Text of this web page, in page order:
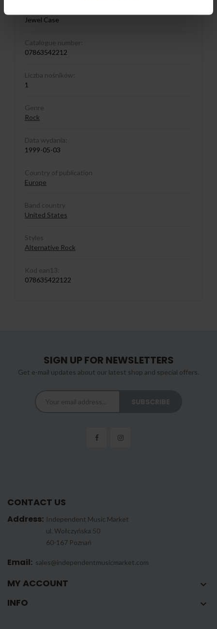
Jewel Case
Catalogue number:
07863542212
Liczba nośników:
1
Genre
Rock
Data wydania:
1999-05-03
Country of publication
Europe
Band country
United States
Styles
Alternative Rock
Kod ean13:
078635422122
SIGN UP FOR NEWSLETTERS
Get e-mail updates about our latest shop and special offers.
CONTACT US
Address: Independent Music Market
ul. Wołczyńska 50
60-167 Poznań
Email: sales@independentmusicmarket.com
MY ACCOUNT 
INFO 